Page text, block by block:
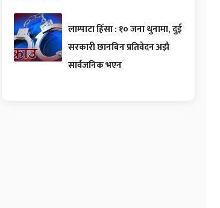
लाम्पाटा हिंसा : १० जना थुनामा, दुई
सरकारी छानबिन प्रतिवेदन अझै
सार्वजनिक भएन